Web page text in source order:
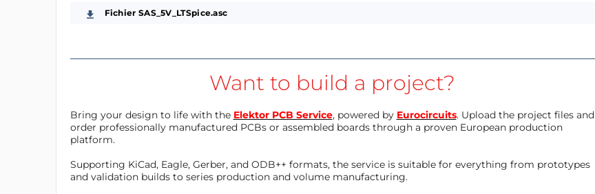
Fichier SAS_5V_LTSpice.asc
Want to build a project?
Bring your design to life with the Elektor PCB Service, powered by Eurocircuits. Upload the project files and
order professionally manufactured PCBs or assembled boards through a proven European production
platform.
Supporting KiCad, Eagle, Gerber, and ODB++ formats, the service is suitable for everything from prototypes
and validation builds to series production and volume manufacturing.